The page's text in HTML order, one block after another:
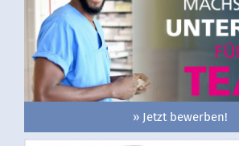
» Jetzt bewerben!